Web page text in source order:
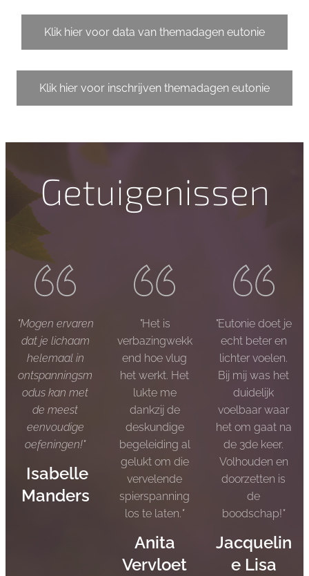
Klik hier voor data van themadagen eutonie
Klik hier voor inschrijven themadagen eutonie
Getuigenissen
"Mogen ervaren
dat je lichaam
helemaal in
ontspanningsm
odus kan met
de meest
eenvoudige
oefeningen!"
Isabelle
Manders
"Het is
verbazingwekk
end hoe vlug
het werkt. Het
lukte me
dankzij de
deskundige
begeleiding al
gelukt om die
vervelende
spierspanning
los te laten."
Anita
Vervloet
"Eutonie doet je
echt beter en
lichter voelen.
Bij mij was het
duidelijk
voelbaar waar
het om gaat na
de 3de keer.
Volhouden en
doorzetten is
de
boodschap!"
Jacquelin
e Lisa